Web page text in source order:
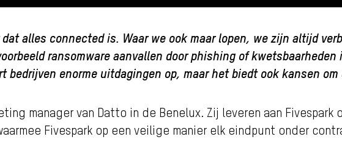
dat alles connected is. Waar we ook maar lopen, we zijn altijd
ransomware aanvallen door phishing of
bedrijven enorme uitdagingen op, maar het biedt ook kansen
manager van Datto in de Benelux. Zij leveren aan Fivespark
Fivespark op een veilige manier elk eindpunt onder